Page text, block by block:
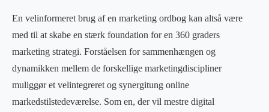
En velinformeret brug af en marketing ordbog kan altså være
med til at skabe en stærk foundation for en 360 graders
marketing strategi. Forståelsen for sammenhængen og
dynamikken mellem de forskellige marketingdiscipliner
muliggør et velintegreret og synergitung online
markedstilstedeværelse. Som en, der vil mestre digital